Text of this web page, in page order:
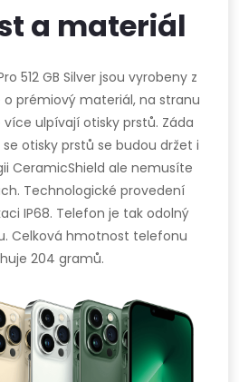
a materiál
512 GB Silver jsou vyrobeny z
o prémiový materiál, na stranu
ulpívají otisky prstů. Záda
otisky prstů se budou držet i
CeramicShield ale nemusíte
Technologické provedení
IP68. Telefon je tak odolný
Celková hmotnost telefonu
204 gramů.